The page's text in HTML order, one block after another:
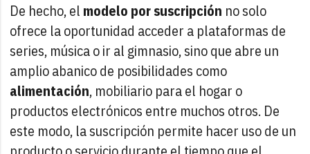
De hecho, el modelo por suscripción no solo
ofrece la oportunidad acceder a plataformas de
series, música o ir al gimnasio, sino que abre un
amplio abanico de posibilidades como
alimentación, mobiliario para el hogar o
productos electrónicos entre muchos otros. De
este modo, la suscripción permite hacer uso de un